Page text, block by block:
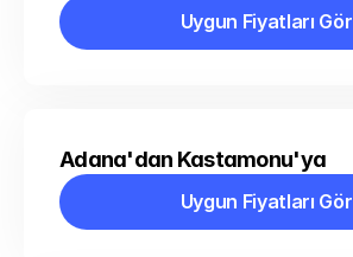
Uygun Fiyatları Gör
Uygun Fiyatları Gör
Adana'dan Kastamonu'ya
Uygun Fiyatları Gör
Uygun Fiyatları Gör